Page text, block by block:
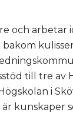
och arbetar
till tre av
i
kunskaper